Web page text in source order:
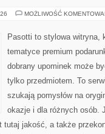
MOŻLIWOŚĆ
Pasotti to stylowa witryna,
tematyce premium
dobrany upominek może
tylko przedmiotem. To
szukają pomysłów na
okazje i dla różnych osób.
tutaj jakość, a także